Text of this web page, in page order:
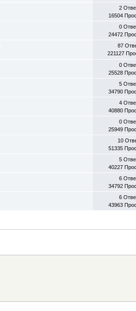
2
16504
0
24472
87
221127
0
25528
5
34790
4
40880
0
25949
10
51335
5
40227
6
34792
6
43963